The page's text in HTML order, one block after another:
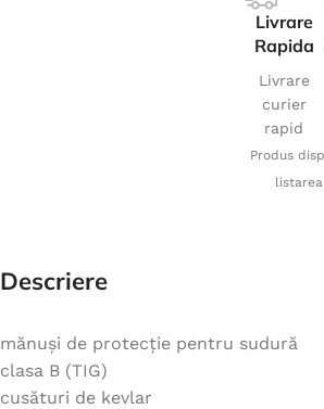
Livrare
Rapida
Livrare
curier
rapid
Produs
Descriere
mănuși de protecție pentru sudură
clasa B (TIG)
cusături de kevlar